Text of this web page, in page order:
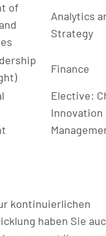
of
Analytics
Strategy
Finance
Elective:
Innovation
kontinuierlichen
haben Sie